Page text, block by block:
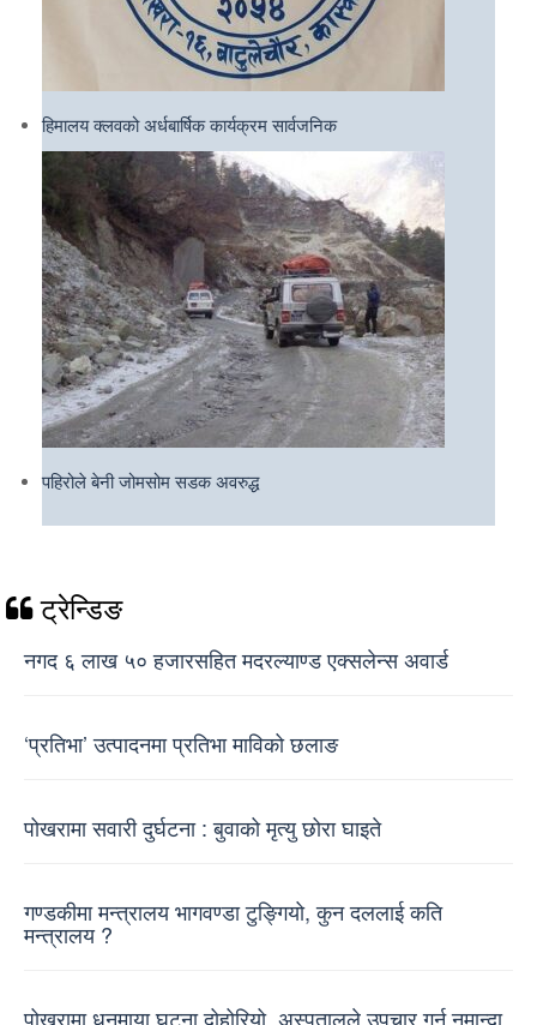
हिमालय क्लवको अर्धबार्षिक कार्यक्रम सार्वजनिक
पहिरोले बेनी जोमसोम सडक अवरुद्ध
ट्रेन्डिङ
नगद ६ लाख ५० हजारसहित मदरल्याण्ड एक्सलेन्स अवार्ड
‘प्रतिभा’ उत्पादनमा प्रतिभा माविको छलाङ
पोखरामा सवारी दुर्घटना : बुवाको मृत्यु छोरा घाइते
गण्डकीमा मन्त्रालय भागवण्डा टुङ्गियो, कुन दललाई कति
मन्त्रालय ?
पोखरामा धनमाया घट्ना दोहोरियो, अस्पतालले उपचार गर्न नमान्दा